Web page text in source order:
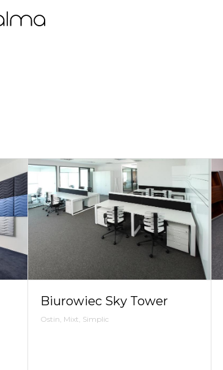
Biurowiec Sky Tower
Ostin, Mixt, Simplic